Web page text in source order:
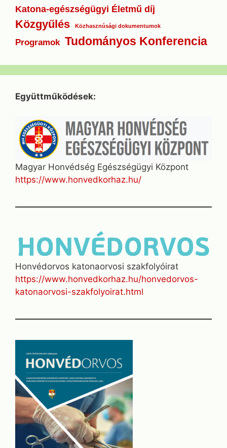
Katona-egészségügyi Életmű díj
Közgyűlés Közhasznúsági dokumentumok
Programok Tudományos Konferencia
Együttműködések:
Magyar Honvédség Egészségügyi Központ
https://www.honvedkorhaz.hu/
Honvédorvos katonaorvosi szakfolyóirat
https://www.honvedkorhaz.hu/honvedorvos-
katonaorvosi-szakfolyoirat.html